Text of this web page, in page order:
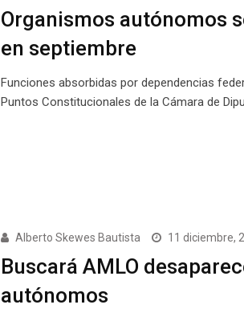
Organismos autónomos
en septiembre
Funciones absorbidas por dependencias
Puntos Constitucionales de la Cámara de
Alberto Skewes Bautista 11 diciembre,
Buscará AMLO
autónomos